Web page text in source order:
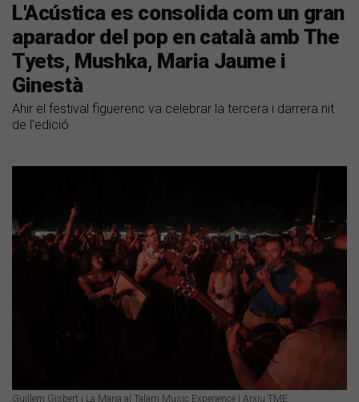
​L'Acústica es consolida com un gran
aparador del pop en català amb The
Tyets, Mushka, Maria Jaume i
Ginestà
Ahir el festival figuerenc va celebrar la tercera i darrera nit
de l'edició
Guillem Gisbert i La Maria al Talarn Music Experience | Arxiu TME